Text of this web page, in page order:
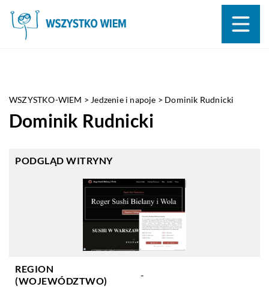
WSZYSTKO-WIEM > Jedzenie i napoje > Dominik Rudnicki
Dominik Rudnicki
PODGLĄD WITRYNY
REGION
(WOJEWÓDZTWO)
-